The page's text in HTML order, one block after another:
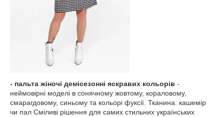
- пальта жіночі демісезонні яскравих кольорів -
неймовірні моделі в сонячному жовтому, кораловому,
смарагдовому, синьому та кольорі фуксії. Тканина: кашемір
чи пал Сміливі рішення для самих стильних українських